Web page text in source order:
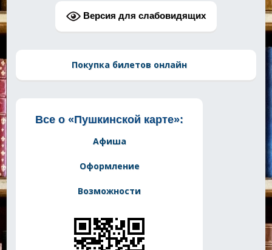
Версия для слабовидящих
Покупка билетов онлайн
Все о «Пушкинской карте»:
Афиша
Оформление
Возможности